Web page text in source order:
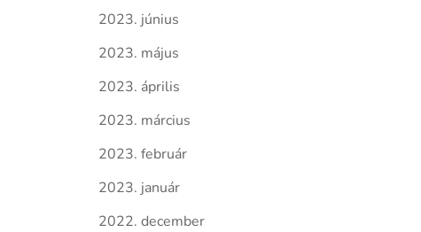
2023. június
2023. május
2023. április
2023. március
2023. február
2023. január
2022. december